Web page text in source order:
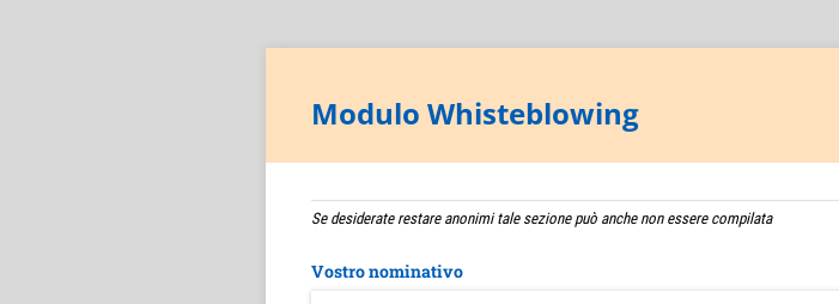
Modulo Whisteblowing
Se desiderate restare anonimi tale sezione può anche non essere compilata
Vostro nominativo